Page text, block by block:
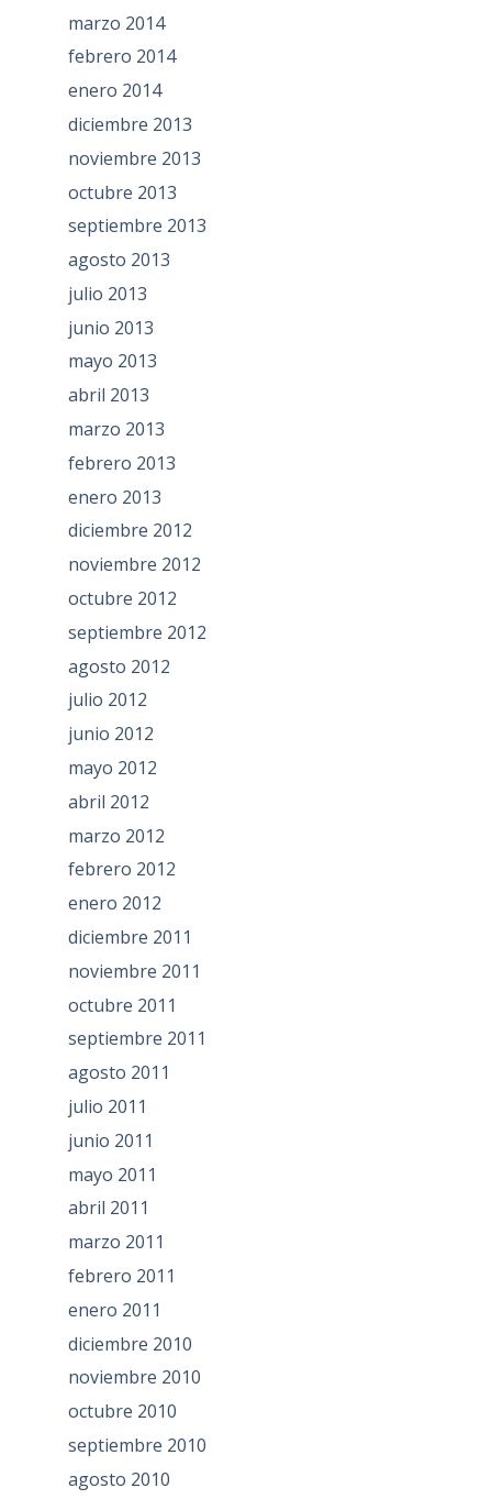
marzo 2014
febrero 2014
enero 2014
diciembre 2013
noviembre 2013
octubre 2013
septiembre 2013
agosto 2013
julio 2013
junio 2013
mayo 2013
abril 2013
marzo 2013
febrero 2013
enero 2013
diciembre 2012
noviembre 2012
octubre 2012
septiembre 2012
agosto 2012
julio 2012
junio 2012
mayo 2012
abril 2012
marzo 2012
febrero 2012
enero 2012
diciembre 2011
noviembre 2011
octubre 2011
septiembre 2011
agosto 2011
julio 2011
junio 2011
mayo 2011
abril 2011
marzo 2011
febrero 2011
enero 2011
diciembre 2010
noviembre 2010
octubre 2010
septiembre 2010
agosto 2010